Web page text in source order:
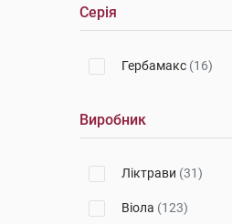
Серія
Гербамакс (16)
Виробник
Ліктрави (31)
Віола (123)